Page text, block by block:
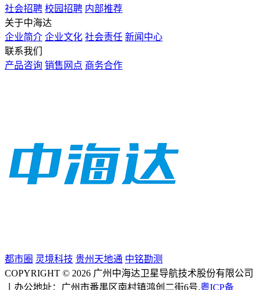
社会招聘 校园招聘 内部推荐
关于中海达
企业简介 企业文化 社会责任 新闻中心
联系我们
产品咨询 销售网点 商务合作
都市圈 灵境科技 贵州天地通 中铭勘测
COPYRIGHT © 2026 广州中海达卫星导航技术股份有限公司
丨办公地址：广州市番禺区南村镇鸿创二街6号.粤ICP备